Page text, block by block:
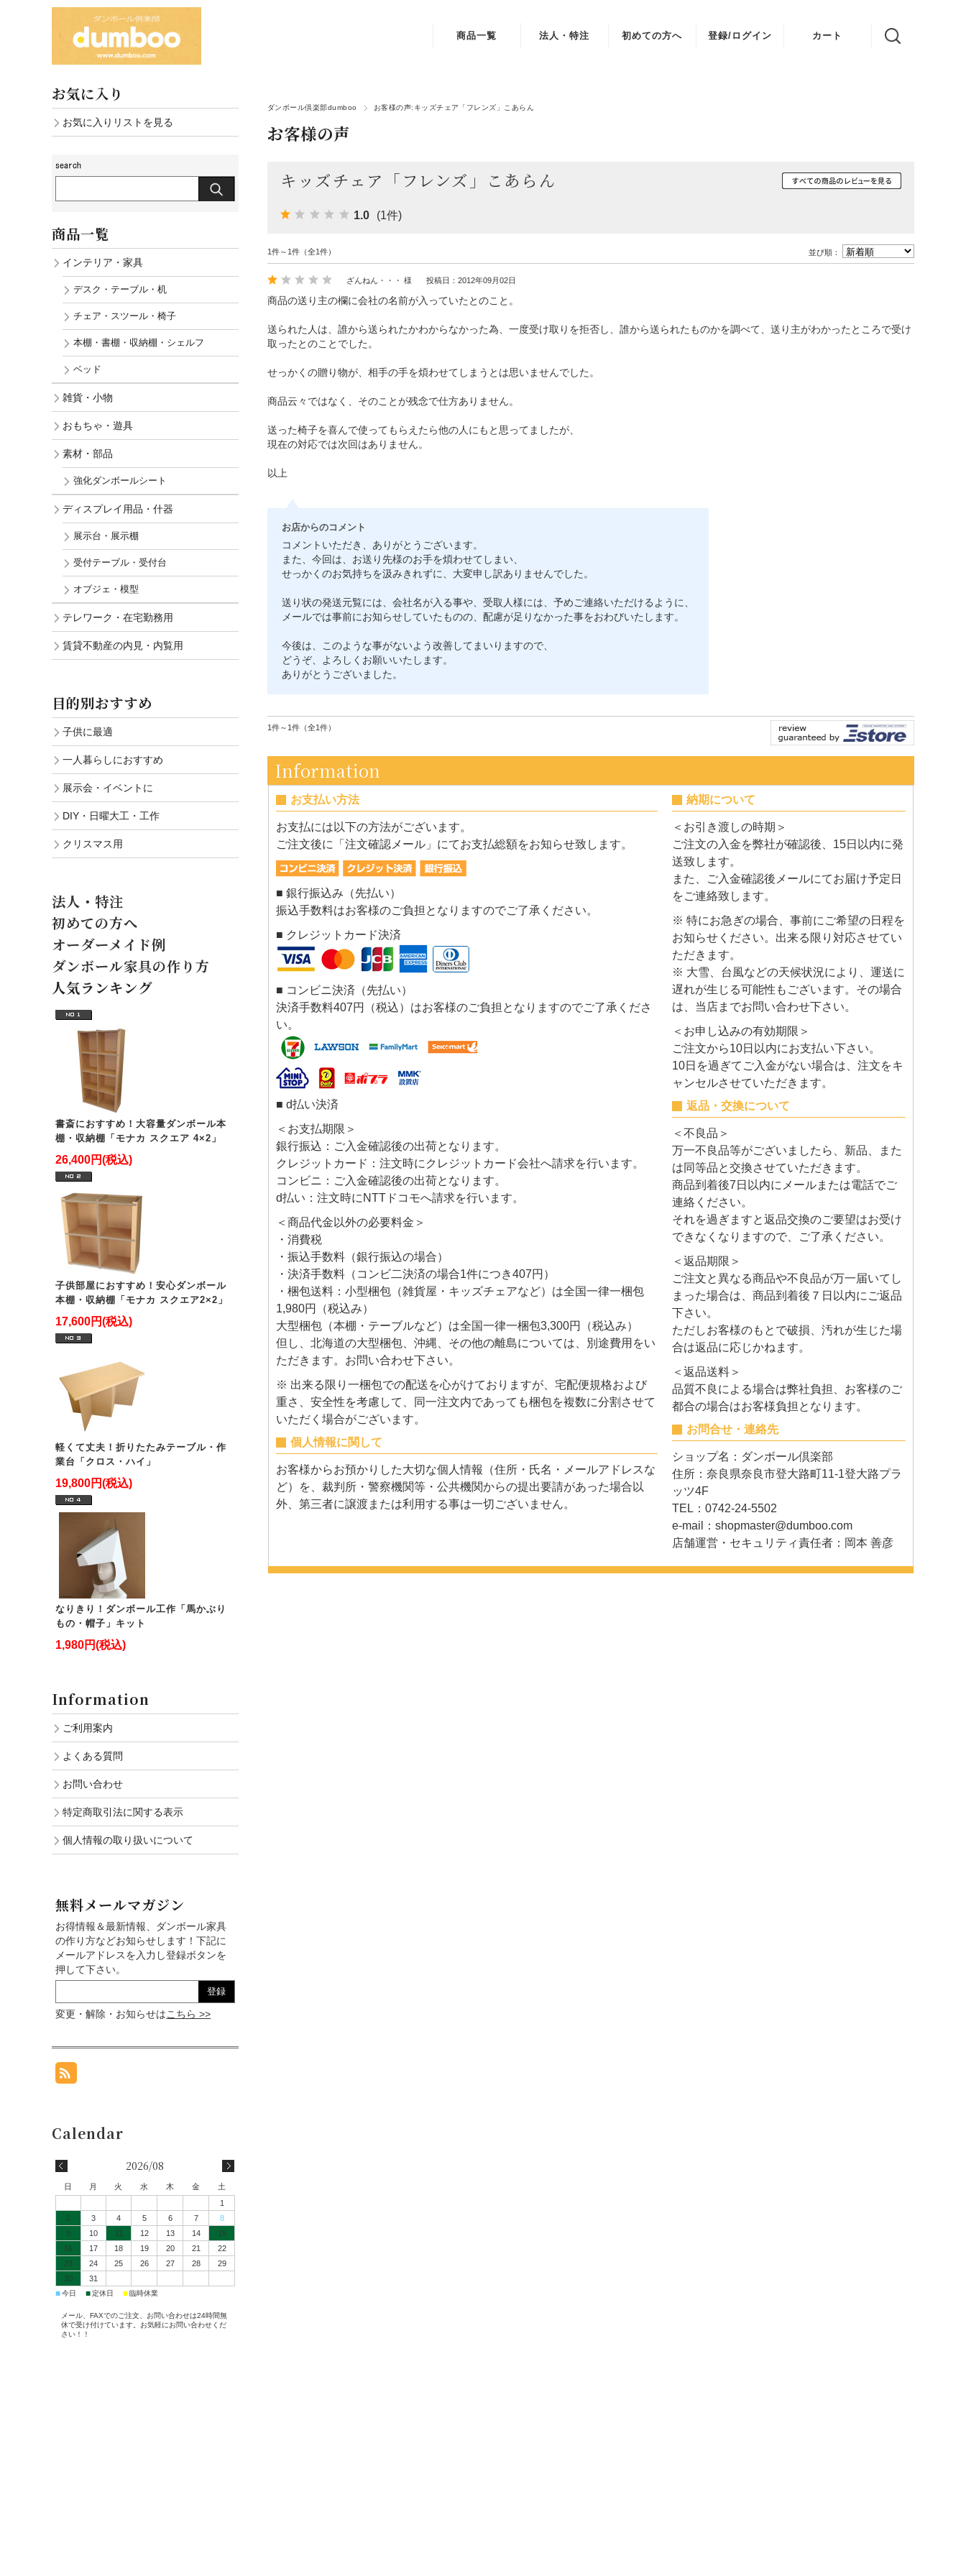
商品一覧
デスク・テーブル・机
おもちゃ・遊具
素材・部品
強化ダンボールシート
法人・特注 初めての方へ 登録/ログイン カート
ダンボール倶楽部dumboo お客様の声:キッズチェア「フレンズ」こあらん
お客様の声
キッズチェア「フレンズ」こあらん
1.0 (1件)
1件～1件（全1件） 並び順：
ざんねん・・・ 様 投稿日：2012年09月02日
商品の送り主の欄に会社の名前が入っていたとのこと。
送られた人は、誰から送られたかわからなかった為、一度受け取りを拒否し、誰から送られたものかを調べて、送り主がわかったところで受け
取ったとのことでした。
せっかくの贈り物が、相手の手を煩わせてしまうとは思いませんでした。
商品云々ではなく、そのことが残念で仕方ありません。
送った椅子を喜んで使ってもらえたら他の人にもと思ってましたが、
現在の対応では次回はありません。
以上
お店からのコメント
コメントいただき、ありがとうございます。
また、今回は、お送り先様のお手を煩わせてしまい、
せっかくのお気持ちを汲みきれずに、大変申し訳ありませんでした。
送り状の発送元覧には、会社名が入る事や、受取人様には、予めご連絡いただけるように、
メールでは事前にお知らせしていたものの、配慮が足りなかった事をおわびいたします。
今後は、このような事がないよう改善してまいりますので、
どうぞ、よろしくお願いいたします。
ありがとうございました。
1件～1件（全1件）
Information
お支払い方法
お支払には以下の方法がございます。
ご注文後に「注文確認メール」にてお支払総額をお知らせ致します。
■ 銀行振込み（先払い）
振込手数料はお客様のご負担となりますのでご了承ください。
■ クレジットカード決済
■ コンビニ決済（先払い）
決済手数料407円（税込）はお客様のご負担となりますのでご了承くださ
い。
■ d払い決済
＜お支払期限＞
銀行振込：ご入金確認後の出荷となります。
クレジットカード：注文時にクレジットカード会社へ請求を行います。
コンビニ：ご入金確認後の出荷となります。
d払い：注文時にNTTドコモへ請求を行います。
＜商品代金以外の必要料金＞
・消費税
・振込手数料（銀行振込の場合）
・決済手数料（コンビ二決済の場合1件につき407円）
・梱包送料：小型梱包（雑貨屋・キッズチェアなど）は全国一律一梱包
1,980円（税込み）
大型梱包（本棚・テーブルなど）は全国一律一梱包3,300円（税込み）
但し、北海道の大型梱包、沖縄、その他の離島については、別途費用をい
ただきます。お問い合わせ下さい。
※ 出来る限り一梱包での配送を心がけておりますが、宅配便規格および
重さ、安全性を考慮して、同一注文内であっても梱包を複数に分割させて
いただく場合がございます。
個人情報に関して
お客様からお預かりした大切な個人情報（住所・氏名・メールアドレスな
ど）を、裁判所・警察機関等・公共機関からの提出要請があった場合以
外、第三者に譲渡または利用する事は一切ございません。
納期について
＜お引き渡しの時期＞
ご注文の入金を弊社が確認後、15日以内に発
送致します。
また、ご入金確認後メールにてお届け予定日
をご連絡致します。
※ 特にお急ぎの場合、事前にご希望の日程を
お知らせください。出来る限り対応させてい
ただきます。
※ 大雪、台風などの天候状況により、運送に
遅れが生じる可能性もございます。その場合
は、当店までお問い合わせ下さい。
＜お申し込みの有効期限＞
ご注文から10日以内にお支払い下さい。
10日を過ぎてご入金がない場合は、注文をキ
ャンセルさせていただきます。
返品・交換について
＜不良品＞
万一不良品等がございましたら、新品、また
は同等品と交換させていただきます。
商品到着後7日以内にメールまたは電話でご
連絡ください。
それを過ぎますと返品交換のご要望はお受け
できなくなりますので、ご了承ください。
＜返品期限＞
ご注文と異なる商品や不良品が万一届いてし
まった場合は、商品到着後７日以内にご返品
下さい。
ただしお客様のもとで破損、汚れが生じた場
合は返品に応じかねます。
＜返品送料＞
品質不良による場合は弊社負担、お客様のご
都合の場合はお客様負担となります。
お問合せ・連絡先
ショップ名：ダンボール倶楽部
住所：奈良県奈良市登大路町11-1登大路プラ
ッツ4F
TEL：0742-24-5502
e-mail： shopmaster@dumboo.com
店舗運営・セキュリティ責任者：岡本 善彦
お気に入り
お気に入りリストを見る
商品一覧
インテリア・家具
デスク・テーブル・机
チェア・スツール・椅子
本棚・書棚・収納棚・シェルフ
ベッド
雑貨・小物
おもちゃ・遊具
素材・部品
強化ダンボールシート
ディスプレイ用品・什器
展示台・展示棚
受付テーブル・受付台
オブジェ・模型
テレワーク・在宅勤務用
賃貸不動産の内見・内覧用
目的別おすすめ
子供に最適
一人暮らしにおすすめ
展示会・イベントに
DIY・日曜大工・工作
クリスマス用
法人・特注
初めての方へ
オーダーメイド例
ダンボール家具の作り方
人気ランキング
書斎におすすめ！大容量ダンボール本
棚・収納棚「モナカ スクエア 4×2」
26,400円(税込)
子供部屋におすすめ！安心ダンボール
本棚・収納棚「モナカ スクエア2×2」
17,600円(税込)
軽くて丈夫！折りたたみテーブル・作
業台「クロス・ハイ」
19,800円(税込)
なりきり！ダンボール工作「馬かぶり
もの・帽子」キット
1,980円(税込)
Information
ご利用案内
よくある質問
お問い合わせ
特定商取引法に関する表示
個人情報の取り扱いについて
無料メールマガジン
お得情報＆最新情報、ダンボール家具
の作り方などお知らせします！下記に
メールアドレスを入力し登録ボタンを
押して下さい。
変更・解除・お知らせはこちら >>
2026/08
日 月 火 水 木 金
土
1
2
3 4 5 6 7
8
9
10 11 12 13 14
15
16
17 18 19 20 21
22
23
24 25 26 27 28
29
30
31
■今日 ■定休日 ■臨時休業
メール、FAXでのご注文、お問い合わせは24時間無
休で受け付けています。お気軽にお問い合わせくだ
さい！！